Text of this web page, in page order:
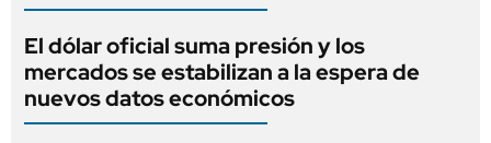
El dólar oficial suma presión y los
mercados se estabilizan a la espera de
nuevos datos económicos